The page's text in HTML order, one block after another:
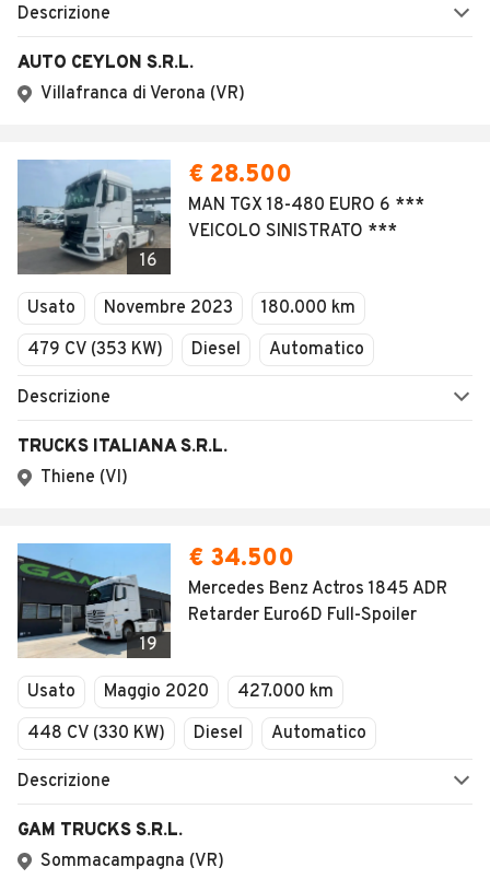
Descrizione
AUTO CEYLON S.R.L.
Villafranca di Verona (VR)
16
€ 28.500
MAN TGX 18-480 EURO 6 ***
VEICOLO SINISTRATO ***
Usato Novembre 2023
180.000 km
479 CV (353 KW)
Diesel Automatico
Descrizione
TRUCKS ITALIANA S.R.L.
Thiene (VI)
19
€ 34.500
Mercedes Benz Actros 1845 ADR
Retarder Euro6D Full-Spoiler
Usato Maggio 2020
427.000 km
448 CV (330 KW)
Diesel Automatico
Descrizione
GAM TRUCKS S.R.L.
Sommacampagna (VR)